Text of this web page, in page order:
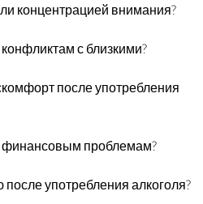
концентрацией внимания?
с близкими?
после употребления
финансовым проблемам?
употребления алкоголя?